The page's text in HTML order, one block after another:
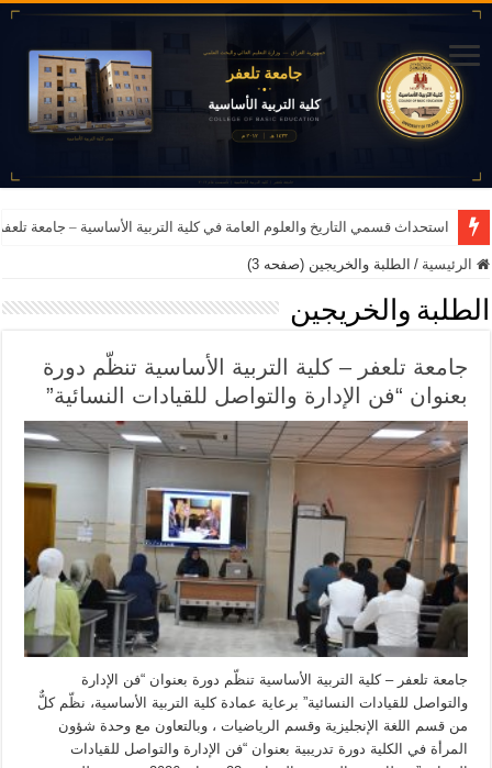
استحداث قسمي التاريخ والعلوم العامة في كلية التربية الأساسية – جامعة تلعفر للعام
الرئيسية / الطلبة والخريجين (صفحه 3)
الطلبة والخريجين
جامعة تلعفر – كلية التربية الأساسية تنظّم دورة
بعنوان “فن الإدارة والتواصل للقيادات النسائية”
جامعة تلعفر – كلية التربية الأساسية تنظّم دورة بعنوان “فن الإدارة
والتواصل للقيادات النسائية” برعاية عمادة كلية التربية الأساسية، نظّم كلٌّ
من قسم اللغة الإنجليزية وقسم الرياضيات ، وبالتعاون مع وحدة شؤون
المرأة في الكلية دورة تدريبية بعنوان “فن الإدارة والتواصل للقيادات